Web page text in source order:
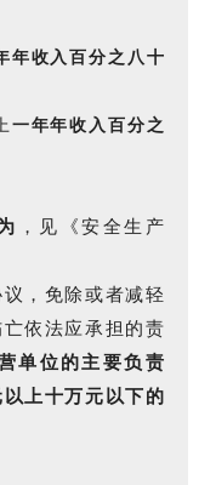
年收入百分之八十
一年年收入百分之
，见《安全生产
，免除或者减轻
依法应承担的责
单位的主要负责
上十万元以下的